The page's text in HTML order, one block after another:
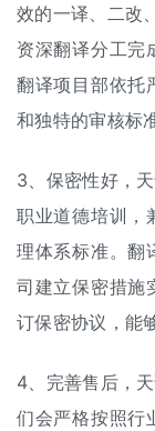
效的一译、二改
资深翻译分工完
翻译项目部依托
和独特的审核标
3、保密性好，
职业道德培训，
理体系标准。翻
司建立保密措施
订保密协议，能
4、完善售后，
们会严格按照行